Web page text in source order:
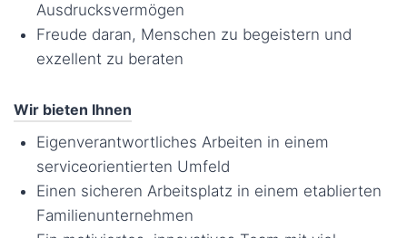
Ausdrucksvermögen
Freude daran, Menschen zu begeistern und
exzellent zu beraten
Wir bieten Ihnen
Eigenverantwortliches Arbeiten in einem
serviceorientierten Umfeld
Einen sicheren Arbeitsplatz in einem etablierten
Familienunternehmen